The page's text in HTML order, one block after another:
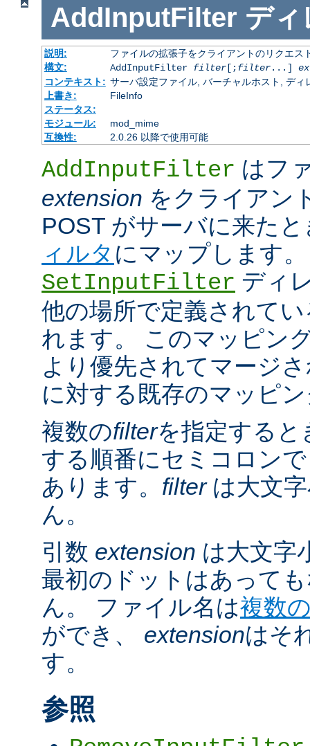
AddInputFilter ディ
説明:
ファイルの拡張子をクライアントのリクエス
構文:
AddInputFilter filter[;filter...]
コンテキスト: サーバ設定ファイル, バーチャルホスト, ディ
上書き:
FileInfo
ステータス:
モジュール:
mod_mime
互換性:
2.0.26 以降で使用可能
AddInputFilter はフ
extension をクライアン
POST がサーバに来た
ィルタ にマップします
SetInputFilter ディ
他の場所で定義されて
れます。 このマッピン
より優先されてマージ
に対する既存のマッピ
複数のfilterを指定すると
する順番にセミコロン
あります。 filterは大文
ん。
引数 extension は大文字
最初のドットはあって
ん。 ファイル名は複数
ができ、 extensionはそ
す。
参照